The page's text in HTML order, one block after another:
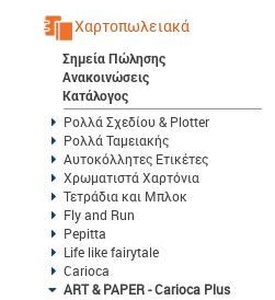
Χαρτοπωλειακά
Σημεία Πώλησης
Ανακοινώσεις
Κατάλογος
Ρολλά Σχεδίου & Plotter
Ρολλά Ταμειακής
Αυτοκόλλητες Ετικέτες
Χρωματιστά Χαρτόνια
Τετράδια και Μπλοκ
Fly and Run
Pepitta
Life like fairytale
Carioca
ART & PAPER - Carioca Plus